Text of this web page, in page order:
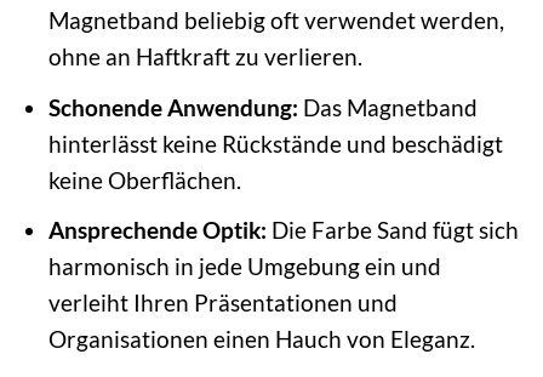
Magnetband beliebig oft verwendet werden,
ohne an Haftkraft zu verlieren.
Schonende Anwendung: Das Magnetband
hinterlässt keine Rückstände und beschädigt
keine Oberflächen.
Ansprechende Optik: Die Farbe Sand fügt sich
harmonisch in jede Umgebung ein und
verleiht Ihren Präsentationen und
Organisationen einen Hauch von Eleganz.